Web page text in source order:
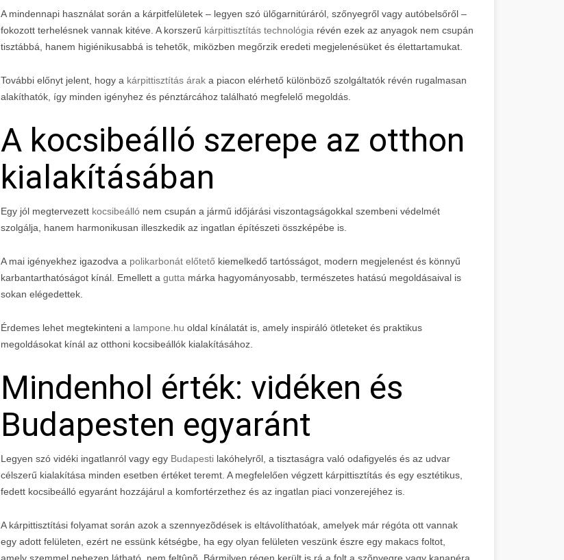
A mindennapi használat során a kárpitfelületek – legyen szó ülőgarnitúráról, szőnyegről vagy autóbelsőről –
fokozott terhelésnek vannak kitéve. A korszerű kárpittisztítás technológia révén ezek az anyagok nem csupán
tisztábbá, hanem higiénikusabbá is tehetők, miközben megőrzik eredeti megjelenésüket és élettartamukat.
További előnyt jelent, hogy a kárpittisztítás árak a piacon elérhető különböző szolgáltatók révén rugalmasan
alakíthatók, így minden igényhez és pénztárcához található megfelelő megoldás.
A kocsibeálló szerepe az otthon
kialakításában
Egy jól megtervezett kocsibeálló nem csupán a jármű időjárási viszontagságokkal szembeni védelmét
szolgálja, hanem harmonikusan illeszkedik az ingatlan építészeti összképébe is.
A mai igényekhez igazodva a polikarbonát előtető kiemelkedő tartósságot, modern megjelenést és könnyű
karbantarthatóságot kínál. Emellett a gutta márka hagyományosabb, természetes hatású megoldásaival is
sokan elégedettek.
Érdemes lehet megtekinteni a lampone.hu oldal kínálatát is, amely inspiráló ötleteket és praktikus
megoldásokat kínál az otthoni kocsibeállók kialakításához.
Mindenhol érték: vidéken és
Budapesten egyaránt
Legyen szó vidéki ingatlanról vagy egy Budapesti lakóhelyről, a tisztaságra való odafigyelés és az udvar
célszerű kialakítása minden esetben értéket teremt. A megfelelően végzett kárpittisztítás és egy esztétikus,
fedett kocsibeálló egyaránt hozzájárul a komfortérzethez és az ingatlan piaci vonzerejéhez is.
A kárpittisztítási folyamat során azok a szennyezõdések is eltávolíthatóak, amelyek már régóta ott vannak
egy adott felületen, ezért ne essünk kétségbe, ha egy olyan felületen veszünk észre egy makacs foltot,
amely szemmel nehezen látható, nem feltûnõ. Bármilyen régen került is rá a folt a szõnyegre vagy kanapéra,